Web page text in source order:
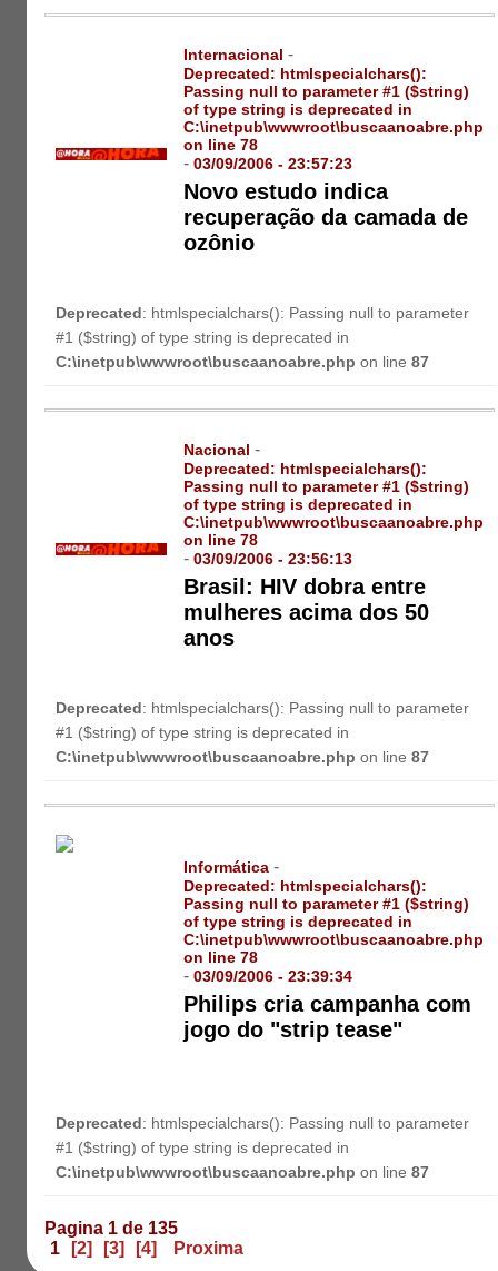
Internacional -
Deprecated: htmlspecialchars():
Passing null to parameter #1 ($string)
of type string is deprecated in
C:\inetpub\wwwroot\buscaanoabre.php
on line78
-03/09/2006 - 23:57:23
Novo estudo indica
recuperação da camada de
ozônio
Deprecated: htmlspecialchars(): Passing null to parameter
#1 ($string) of type string is deprecated in
C:\inetpub\wwwroot\buscaanoabre.php on line87
Nacional -
Deprecated: htmlspecialchars():
Passing null to parameter #1 ($string)
of type string is deprecated in
C:\inetpub\wwwroot\buscaanoabre.php
on line78
-03/09/2006 - 23:56:13
Brasil: HIV dobra entre
mulheres acima dos 50
anos
Deprecated: htmlspecialchars(): Passing null to parameter
#1 ($string) of type string is deprecated in
C:\inetpub\wwwroot\buscaanoabre.php on line87
Informática -
Deprecated: htmlspecialchars():
Passing null to parameter #1 ($string)
of type string is deprecated in
C:\inetpub\wwwroot\buscaanoabre.php
on line78
-03/09/2006 - 23:39:34
Philips cria campanha com
jogo do "strip tease"
Deprecated: htmlspecialchars(): Passing null to parameter
#1 ($string) of type string is deprecated in
C:\inetpub\wwwroot\buscaanoabre.php on line87
Pagina 1 de 135
1
[2] [3] [4] Proxima